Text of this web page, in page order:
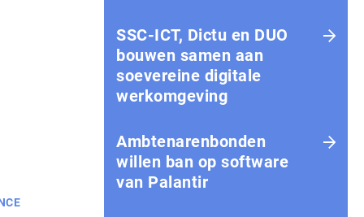
SSC-ICT, Dictu en DUO
bouwen samen aan
soevereine digitale
werkomgeving
Ambtenarenbonden
willen ban op software
van Palantir